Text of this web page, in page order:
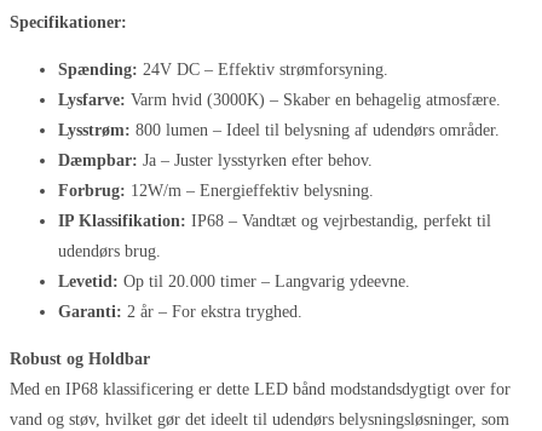
Specifikationer:
Spænding: 24V DC – Effektiv strømforsyning.
Lysfarve: Varm hvid (3000K) – Skaber en behagelig atmosfære.
Lysstrøm: 800 lumen – Ideel til belysning af udendørs områder.
Dæmpbar: Ja – Juster lysstyrken efter behov.
Forbrug: 12W/m – Energieffektiv belysning.
IP Klassifikation: IP68 – Vandtæt og vejrbestandig, perfekt til
udendørs brug.
Levetid: Op til 20.000 timer – Langvarig ydeevne.
Garanti: 2 år – For ekstra tryghed.
Robust og Holdbar
Med en IP68 klassificering er dette LED bånd modstandsdygtigt over for
vand og støv, hvilket gør det ideelt til udendørs belysningsløsninger, som